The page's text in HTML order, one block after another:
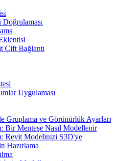
Çift Bağlantı
Uygulaması
Gruplama ve Görünürlük Ayarları
Bir Menteşe Nasıl Modellenir
Revit Modelinizi S3D'ye
Hazırlama